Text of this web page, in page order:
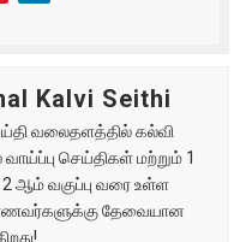
Kalvi Seithi
வலைதளத்தில் கல்வி
செய்திகள் மற்றும் 1
ஆம் வகுப்பு வரை உள்ள
தேவையான